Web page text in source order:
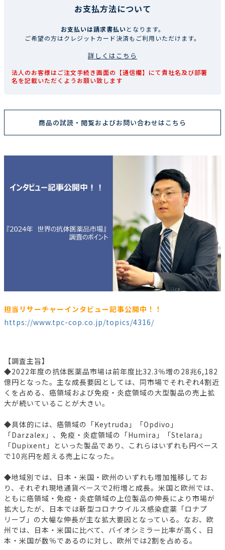
お支払方法について
お支払いは請求書払いとなります。
ご希望の方はクレジットカード決済もご利用いただけます。
詳しくはこちら
法人のお客様はご注文手続き画面の【通信欄】にて貴社名及び部署
名を記載いただくようお願い致します
商品の試読・閲覧およびお問い合わせはこちら
担当リサーチャーインタビュー記事公開中！！
https://www.tpc-cop.co.jp/topics/4316/
【調査主旨】
◆2022年度の抗体医薬品市場は前年度比32.3％増の28兆6,182
億円となった。主な成長要因としては、同市場でそれぞれ4割近
くを占める、癌領域および免疫・炎症領域の大型製品の売上拡
大が続いていることが大きい。
◆具体的には、癌領域の「Keytruda」「Opdivo」
「Darzalex」、免疫・炎症領域の「Humira」「Stelara」
「Dupixent」といった製品であり、これらはいずれも円ベース
で10兆円を超える売上になった。
◆地域別では、日本・米国・欧州のいずれも増加推移してお
り、それぞれ現地通貨ベースで2桁増と成長。米国と欧州では、
ともに癌領域・免疫・炎症領域の上位製品の伸長により市場が
拡大したが、日本では新型コロナウイルス感染症薬「ロナプ
リーブ」の大幅な伸長が主な拡大要因となっている。なお、欧
州では、日本・米国に比べて、バイオシミラー比率が高く、日
本・米国が数％であるのに対し、欧州では2割を占める。